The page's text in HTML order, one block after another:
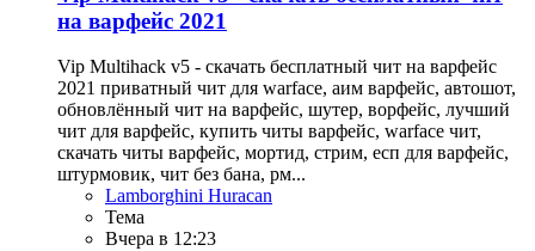
на варфейс 2021
Vip Multihack v5 - скачать бесплатный чит на варфейс
2021 приватный чит для warface, аим варфейс, автошот,
обновлённый чит на варфейс, шутер, ворфейс, лучший
чит для варфейс, купить читы варфейс, warface чит,
скачать читы варфейс, мортид, стрим, есп для варфейс,
штурмовик, чит без бана, рм...
Lamborghini Huracan
Тема
Вчера в 12:23